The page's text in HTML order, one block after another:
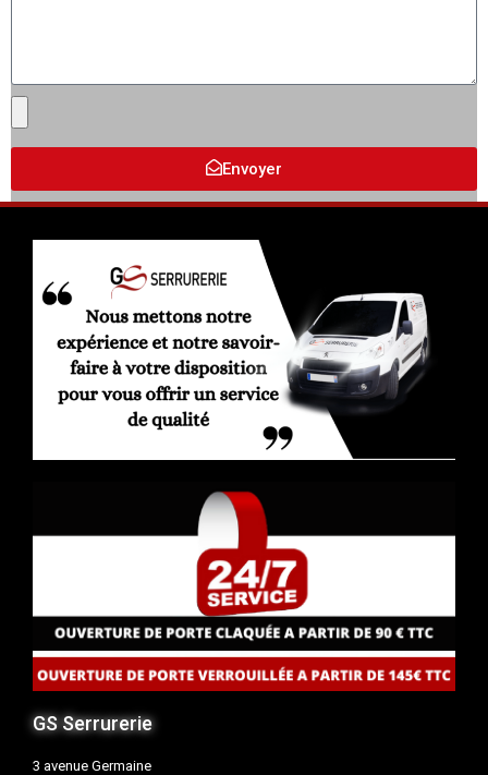
Envoyer
GS Serrurerie
3 avenue Germaine